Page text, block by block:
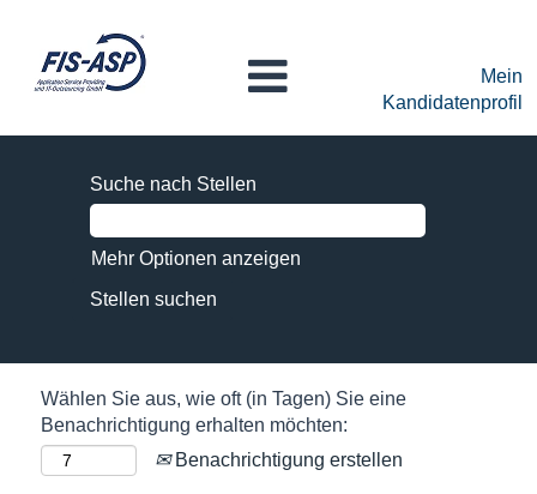
Mein
Kandidatenprofil
Suche nach Stellen
Mehr Optionen anzeigen
Wählen Sie aus, wie oft (in Tagen) Sie eine
Benachrichtigung erhalten möchten:
Benachrichtigung erstellen